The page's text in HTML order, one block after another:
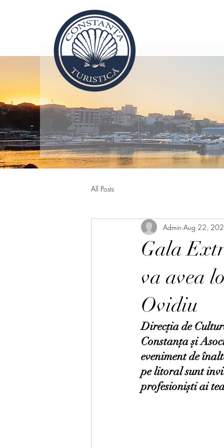
All Posts
Gala
va avea
Ovidiu
Admin Aug 22,
Direcția de
Constanța și
eveniment de
pe litoral sunt
profesioniști ai